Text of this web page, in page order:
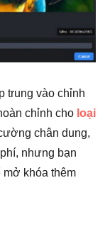
trung vào chỉnh
chỉnh cho loại
chân dung,
nhưng bạn
mở khóa thêm